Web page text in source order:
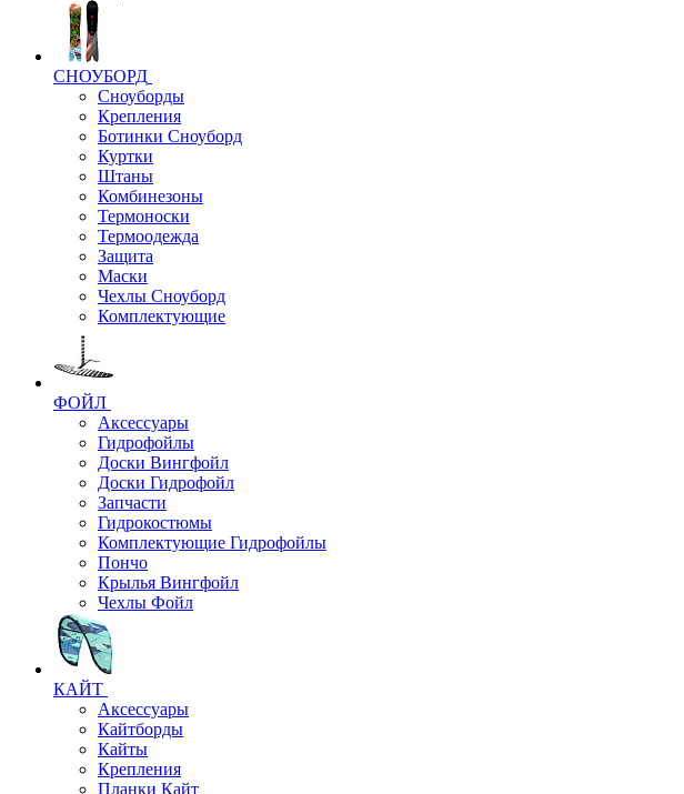
СНОУБОРД
Сноуборды
Крепления
Ботинки Сноуборд
Куртки
Штаны
Комбинезоны
Термоноски
Термоодежда
Защита
Маски
Чехлы Сноуборд
Комплектующие
ФОЙЛ
Аксессуары
Гидрофойлы
Доски Вингфойл
Доски Гидрофойл
Запчасти
Гидрокостюмы
Комплектующие Гидрофойлы
Пончо
Крылья Вингфойл
Чехлы Фойл
КАЙТ
Аксессуары
Кайтборды
Кайты
Крепления
Планки Кайт